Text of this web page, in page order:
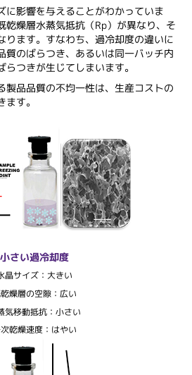
に影響を与えることがわかっていま
乾燥層水蒸気抵抗（Rp）が異なり、そ
ります。すなわち、過冷却度の違いに
質のばらつき、あるいは同一バッチ内
つきが生じてしまいます。
製品品質の不均一性は、生産コストの
す。
小さい過冷却度
晶サイズ：大きい
燥層の空隙：広い
気移動抵抗：小さい
乾燥速度：はやい